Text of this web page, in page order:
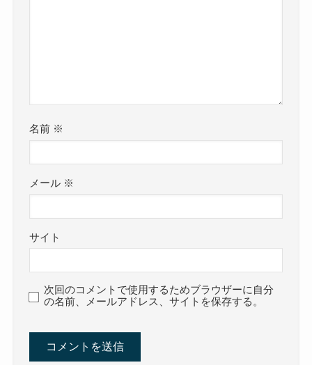
名前 ※
メール ※
サイト
次回のコメントで使用するためブラウザーに自分
の名前、メールアドレス、サイトを保存する。